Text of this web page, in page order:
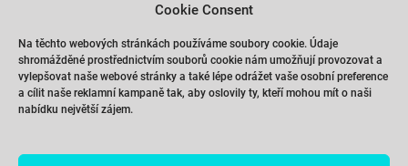
Cookie Consent
Na těchto webových stránkách používáme soubory cookie. Údaje
shromážděné prostřednictvím souborů cookie nám umožňují provozovat a
vylepšovat naše webové stránky a také lépe odrážet vaše osobní preference
a cílit naše reklamní kampaně tak, aby oslovily ty, kteří mohou mít o naši
nabídku největší zájem.
Školení